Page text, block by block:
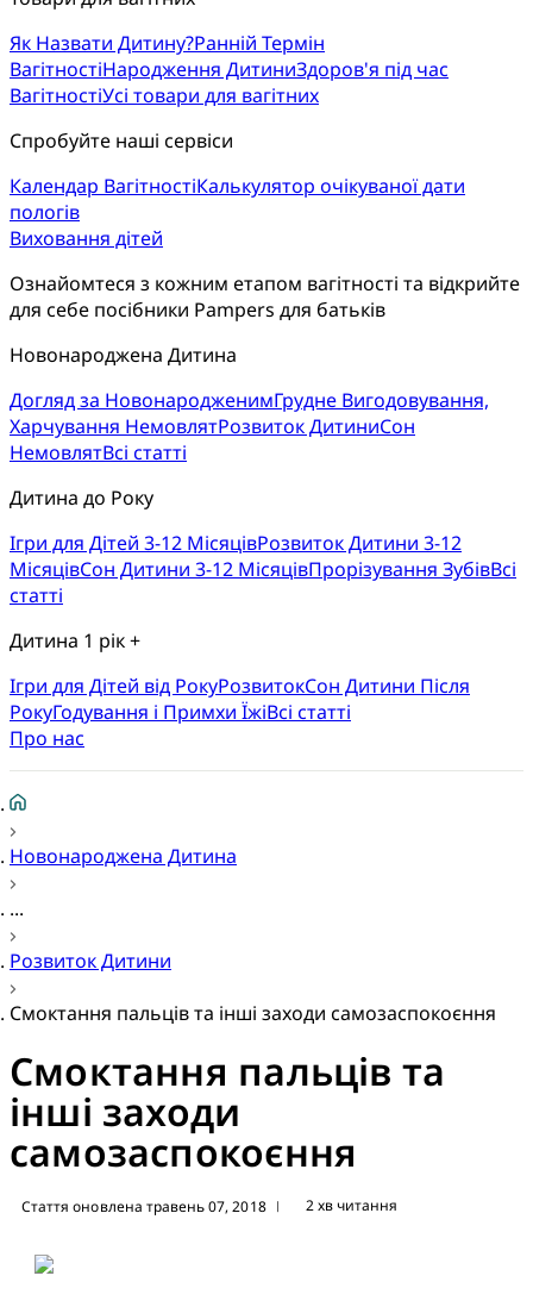
Як Назвати Дитину?Ранній Термін
ВагітностіНародження ДитиниЗдоров'я під час
ВагітностіУсі товари для вагітних
Спробуйте наші сервіси
Календар ВагітностіКалькулятор очікуваної дати
пологів
Виховання дітей
Ознайомтеся з кожним етапом вагітності та відкрийте
для себе посібники Pampers для батьків
Новонароджена Дитина
Догляд за НовонародженимГрудне Вигодовування,
Харчування НемовлятРозвиток ДитиниСон
НемовлятВсі статті
Дитина до Року
Ігри для Дітей 3-12 МісяцівРозвиток Дитини 3-12
МісяцівСон Дитини 3-12 МісяцівПрорізування ЗубівВсі
статті
Дитина 1 рік +
Ігри для Дітей від РокуРозвитокCон Дитини Після
РокуГодування і Примхи ЇжіВсі статті
Про нас
Новонароджена Дитина
...
Розвиток Дитини
Смоктання пальців та інші заходи самозаспокоєння
Смоктання пальців та
інші заходи
самозаспокоєння
Стаття оновлена травень 07, 2018 | 2 хв читання